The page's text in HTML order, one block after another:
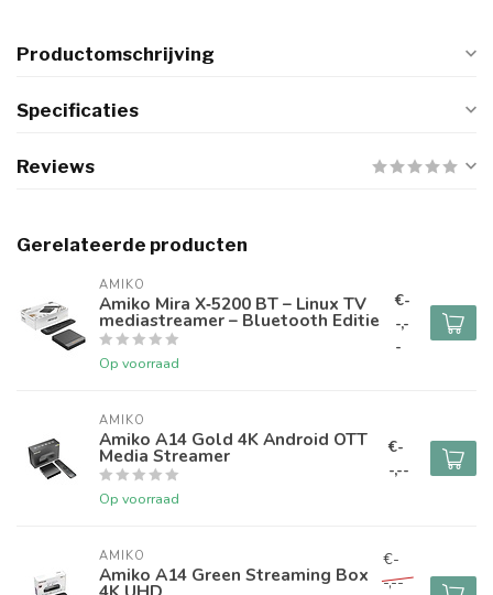
Productomschrijving
Specificaties
Reviews
Gerelateerde producten
AMIKO
Amiko Mira X‑5200 BT – Linux TV
mediastreamer – Bluetooth Editie
Op voorraad
€-
-,-
-
AMIKO
Amiko A14 Gold 4K Android OTT
Media Streamer
Op voorraad
€-
-,--
AMIKO
Amiko A14 Green Streaming Box
€-
-,--